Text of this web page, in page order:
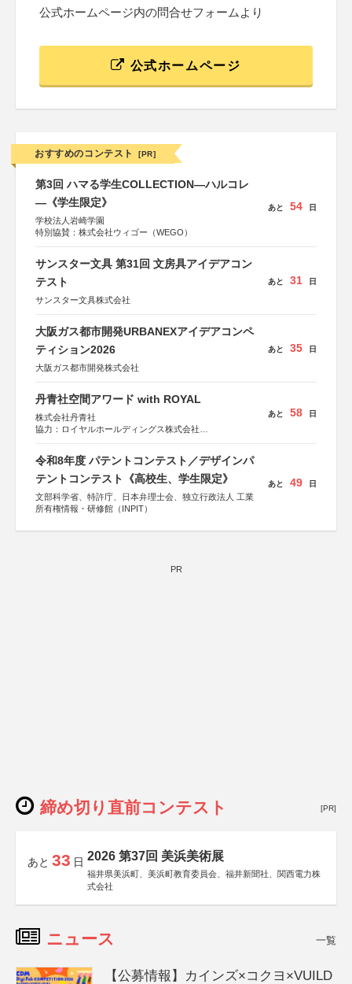
公式ホームページ内の問合せフォームより
公式ホームページ
おすすめのコンテスト [PR]
第3回 ハマる学生COLLECTION―ハルコレ
―《学生限定》
学校法人岩崎学園
特別協賛：株式会社ウィゴー（WEGO）
あと 54 日
サンスター文具 第31回 文房具アイデアコン
テスト
サンスター文具株式会社
あと 31 日
大阪ガス都市開発URBANEXアイデアコンペ
ティション2026
大阪ガス都市開発株式会社
あと 35 日
丹青社空間アワード with ROYAL
株式会社丹青社
協力：ロイヤルホールディングス株式会社
あと 58 日
令和8年度 パテントコンテスト／デザインパ
テントコンテスト《高校生、学生限定》
文部科学省、特許庁、日本弁理士会、独立行政法人 工業
所有権情報・研修館（INPIT）
あと 49 日
PR
締め切り直前コンテスト [PR]
あと 33 日 2026 第37回 美浜美術展
福井県美浜町、美浜町教育委員会、福井新聞社、関西電力株
式会社
ニュース 一覧
【公募情報】カインズ×コクヨ×VUILD